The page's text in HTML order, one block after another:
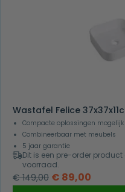
Wastafel Felice
Compacte oplossingen mogelijk
Combineerbaar met meubels
5 jaar garantie
Dit is een pre-order
voorraad.
€149,00 Oorspronkelijke
€ 89,00